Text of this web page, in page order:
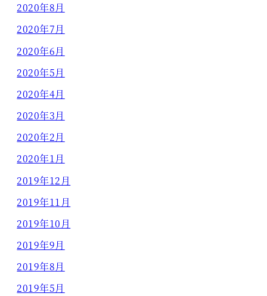
2020年8月
2020年7月
2020年6月
2020年5月
2020年4月
2020年3月
2020年2月
2020年1月
2019年12月
2019年11月
2019年10月
2019年9月
2019年8月
2019年5月